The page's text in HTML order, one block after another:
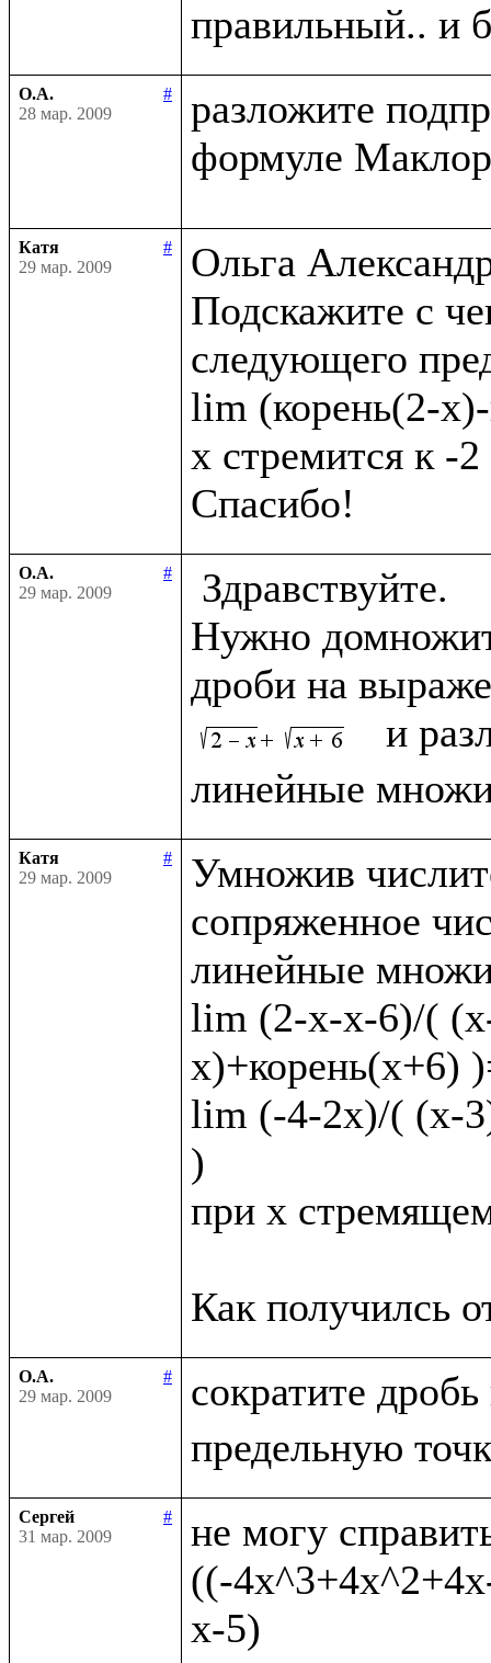
О.А.
#
28 мар. 2009
разложите
формуле
Катя
#
29 мар. 2009
Ольга
Подскажите с
следующего
lim (корень(2-
x стремится к -2
О.А.
#
29 мар. 2009
Нужно
дроби на
и
Катя
#
29 мар. 2009
Умножив
сопряженное
линейные
lim (2-x-x-6)/(
x)+корень(x+6)
lim (-4-2x)/( (x-
)
при x
О.А.
#
29 мар. 2009
сократите дробь
Сергей
#
31 мар. 2009
не могу
((-